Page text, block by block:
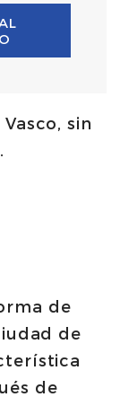
sin
de
de
de